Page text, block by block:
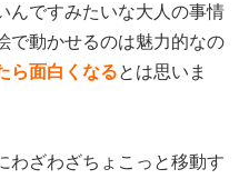
んですみたいな大人の事情
で動かせるのは魅力的なの
ら面白くなるとは思いま
わざわざちょこっと移動す